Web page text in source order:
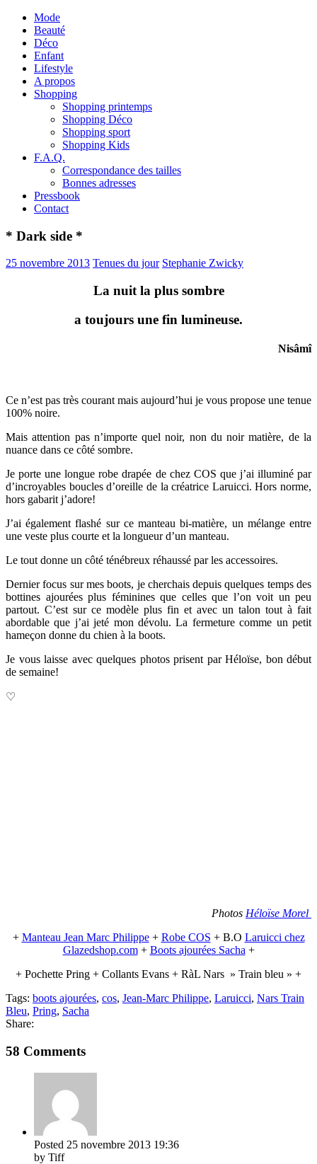
Mode
Beauté
Déco
Enfant
Lifestyle
A propos
Shopping
Shopping printemps
Shopping Déco
Shopping sport
Shopping Kids
F.A.Q.
Correspondance des tailles
Bonnes adresses
Pressbook
Contact
* Dark side *
25 novembre 2013 Tenues du jour Stephanie Zwicky
La nuit la plus sombre
a toujours une fin lumineuse.
Nisâmî
Ce n’est pas très courant mais aujourd’hui je vous propose une tenue
100% noire.
Mais attention pas n’importe quel noir, non du noir matière, de la
nuance dans ce côté sombre.
Je porte une longue robe drapée de chez COS que j’ai illuminé par
d’incroyables boucles d’oreille de la créatrice Laruicci. Hors norme,
hors gabarit j’adore!
J’ai également flashé sur ce manteau bi-matière, un mélange entre
une veste plus courte et la longueur d’un manteau.
Le tout donne un côté ténébreux réhaussé par les accessoires.
Dernier focus sur mes boots, je cherchais depuis quelques temps des
bottines ajourées plus féminines que celles que l’on voit un peu
partout. C’est sur ce modèle plus fin et avec un talon tout à fait
abordable que j’ai jeté mon dévolu. La fermeture comme un petit
hameçon donne du chien à la boots.
Je vous laisse avec quelques photos prisent par Héloïse, bon début
de semaine!
♡
Photos Héloïse Morel
+ Manteau Jean Marc Philippe+ Robe COS + B.O Laruicci chez
Glazedshop.com+ Boots ajourées Sacha +
+ Pochette Pring + Collants Evans + RàL Nars » Train bleu » +
Tags: boots ajourées, cos, Jean-Marc Philippe, Laruicci, Nars Train
Bleu, Pring, Sacha
Share:
58 Comments
Posted 25 novembre 2013 19:36
by Tiff